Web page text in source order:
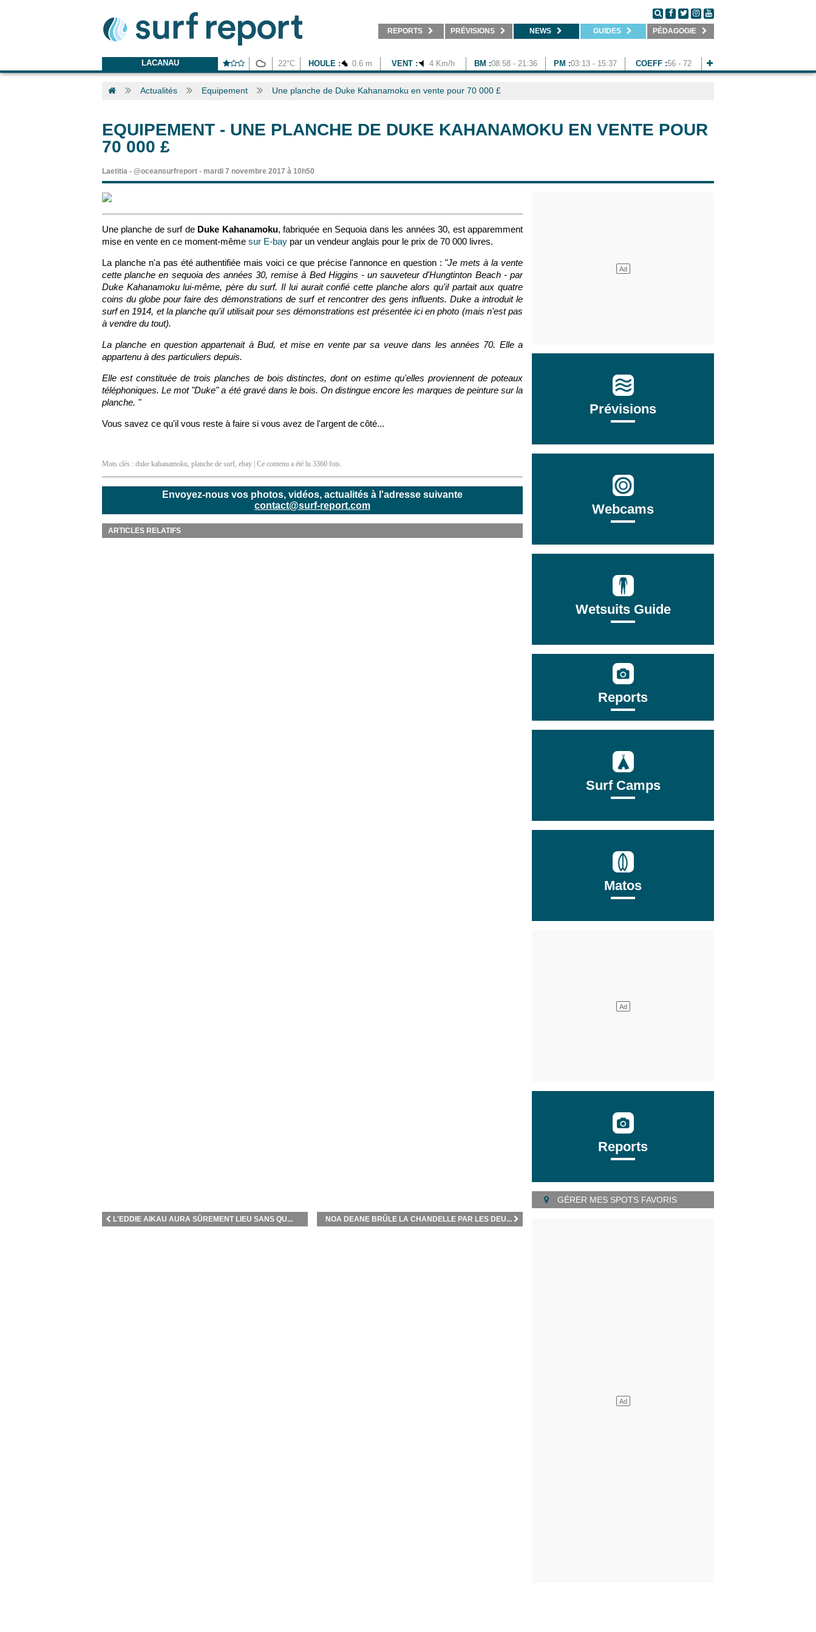
REPORTS PRÉVISIONS NEWS GUIDES PÉDAGOGIE
LACANAU 22°C HOULE : 0.6 m VENT : 4 Km/h BM :08:58 - 21:36 PM :03:13 - 15:37 COEFF :56 - 72
Actualités Equipement Une planche de Duke Kahanamoku en vente pour 70 000 £
EQUIPEMENT - UNE PLANCHE DE DUKE KAHANAMOKU EN VENTE POUR
70 000 £
Laetitia - @oceansurfreport - mardi 7 novembre 2017 à 10h50
Une planche de surf de Duke Kahanamoku, fabriquée en Sequoia dans les années 30, est apparemment
mise en vente en ce moment-même sur E-bay par un vendeur anglais pour le prix de 70 000 livres.
La planche n'a pas été authentifiée mais voici ce que précise l'annonce en question : "Je mets à la vente
cette planche en sequoia des années 30, remise à Bed Higgins - un sauveteur d'Hungtinton Beach - par
Duke Kahanamoku lui-même, père du surf. Il lui aurait confié cette planche alors qu'il partait aux quatre
coins du globe pour faire des démonstrations de surf et rencontrer des gens influents. Duke a introduit le
surf en 1914, et la planche qu'il utilisait pour ses démonstrations est présentée ici en photo (mais n'est pas
à vendre du tout).
La planche en question appartenait à Bud, et mise en vente par sa veuve dans les années 70. Elle a
appartenu à des particuliers depuis.
Elle est constituée de trois planches de bois distinctes, dont on estime qu'elles proviennent de poteaux
téléphoniques. Le mot "Duke" a été gravé dans le bois. On distingue encore les marques de peinture sur la
planche. "
Vous savez ce qu'il vous reste à faire si vous avez de l'argent de côté...
Mots clés : duke kahanamoku, planche de surf, ebay | Ce contenu a été lu 3360 fois.
Envoyez-nous vos photos, vidéos, actualités à l'adresse suivante
contact@surf-report.com
ARTICLES RELATIFS
NOA DEANE BRÛLE LA CHANDELLE PAR LES DEU...
L'EDDIE AIKAU AURA SÛREMENT LIEU SANS QU...
Prévisions
Webcams
Wetsuits Guide
Reports
Surf Camps
Matos
Reports
GÉRER MES SPOTS FAVORIS